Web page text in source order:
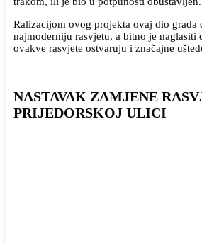
Ralizacijom ovog projekta ovaj dio grada
najmoderniju rasvjetu, a bitno je naglasiti
ovakve rasvjete ostvaruju i značajne
NASTAVAK ZAMJENE
PRIJEDORSKOJ ULICI